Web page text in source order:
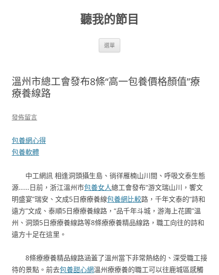
聽我的節目
選單
溫州市總工會發布8條“高一包養價格顏值”療
療養線路
發佈留言
包養網心得
包養軟體
中工網訊 相逢洞頭攝生島、徜徉雁楠山川間、呼吸文泰生態
源……日前，浙江溫州市包養女人總工會發布“游文瑞山川，饗文
明盛宴”瑞安、文成5日療療養線包養網比較路，千年文泰的“詩和
遠方”文成、泰順5日療療養線路，“品千年斗城，游海上花圃”溫
州、洞頭5日療療養線路等8條療療養精品線路，職工向往的詩和
遠方十足在這里。
8條療療養精品線路涵蓋了溫州當下非常熱絡的、深受職工接
待的景點。前去包養甜心網溫州療療養的職工可以往鹿城區感觸